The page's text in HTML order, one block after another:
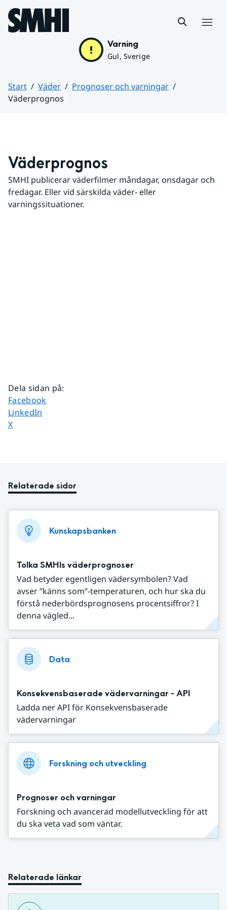
Hoppa till sidans innehåll
Varning
Gul, Sverige
Start Väder
Prognoser och varningar
Väderprognos
Väderprognos
SMHI publicerar väderfilmer måndagar, onsdagar och
fredagar. Eller vid särskilda väder- eller
varningssituationer.
Dela sidan på:
Dela sidan på
Facebook
Dela sidan på
LinkedIn
Dela sidan på
X
Relaterade sidor
Kunskapsbanken
Tolka SMHIs väderprognoser
Vad betyder egentligen vädersymbolen? Vad
avser ”känns som”-temperaturen, och hur ska du
förstå nederbördsprognosens procentsiffror? I
denna vägled...
Data
Konsekvensbaserade vädervarningar - API
Ladda ner API för Konsekvensbaserade
vädervarningar
Forskning och utveckling
Prognoser och varningar
Forskning och avancerad modellutveckling för att
du ska veta vad som väntar.
Relaterade länkar